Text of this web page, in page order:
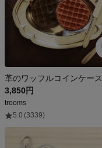
革のワッフルコインケース
3,850円
trooms
5.0 (3339)